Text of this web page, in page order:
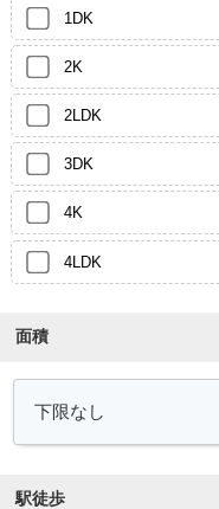
1DK
2K
2LDK
3DK
4K
4LDK
面積
駅徒歩